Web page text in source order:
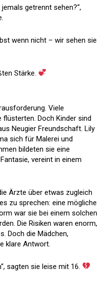
getrennt sehen?“,
wenn nicht – wir sehen sie
Stärke.
Viele
Doch Kinder sind
Neugier Freundschaft. Lily
sich für Malerei und
bildeten sie eine
vereint in einem
Ärzte über etwas zugleich
zu sprechen: eine mögliche
war sie bei einem solchen
Die Risiken waren enorm,
Doch die Mädchen,
klare Antwort.
sagten sie leise mit 16.